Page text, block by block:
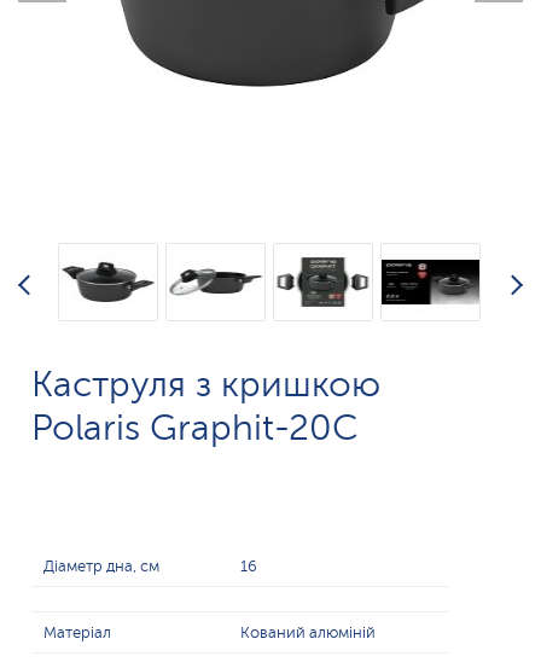
Каструля з кришкою
Polaris Graphit-20C
Діаметр дна, см 16
Матеріал Кований алюміній